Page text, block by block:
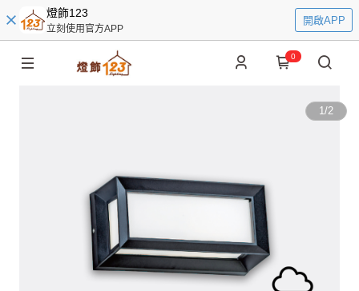
燈飾123
立刻使用官方APP
開啟APP
0
1/2